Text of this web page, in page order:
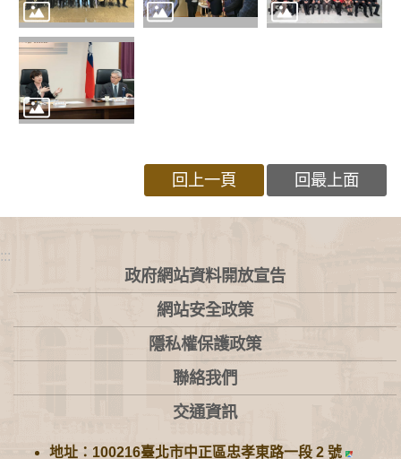
回上一頁 回最上面
:::
政府網站資料開放宣告
網站安全政策
隱私權保護政策
聯絡我們
交通資訊
地址：100216臺北市中正區忠孝東路一段 2 號